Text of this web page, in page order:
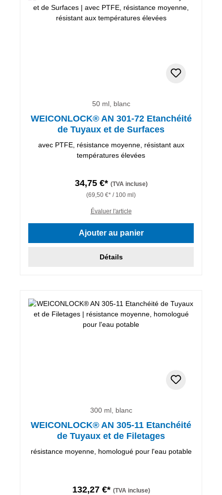
50 ml, blanc
WEICONLOCK® AN 301-72 Etanchéité
de Tuyaux et de Surfaces
avec PTFE, résistance moyenne, résistant aux
températures élevées
34,75 €* (TVA incluse)
(69,50 €* / 100 ml)
Évaluer l'article
Ajouter au panier
Détails
300 ml, blanc
WEICONLOCK® AN 305-11 Etanchéité
de Tuyaux et de Filetages
résistance moyenne, homologué pour l'eau potable
132,27 €* (TVA incluse)